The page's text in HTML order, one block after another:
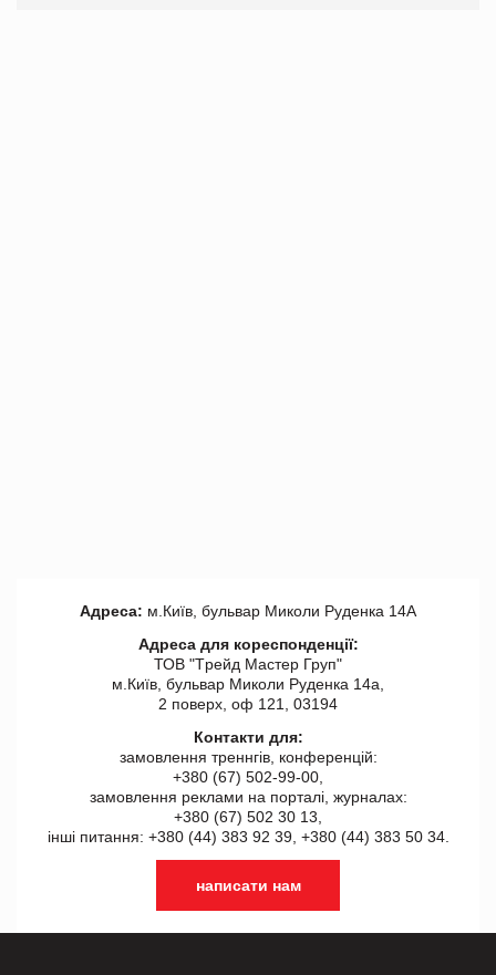
Адреса: м.Київ, бульвар Миколи Руденка 14А
Адреса для кореспонденції:
ТОВ "Tрейд Мастер Груп"
м.Київ, бульвар Миколи Руденка 14а,
2 поверх, оф 121, 03194
Контакти для:
замовлення треннгів, конференцій:
+380 (67) 502-99-00,
замовлення реклами на порталі, журналах:
+380 (67) 502 30 13,
інші питання: +380 (44) 383 92 39, +380 (44) 383 50 34.
написати нам